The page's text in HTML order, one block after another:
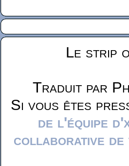
Le strip
Traduit par
Si vous êtes
de l'équipe
collaborative